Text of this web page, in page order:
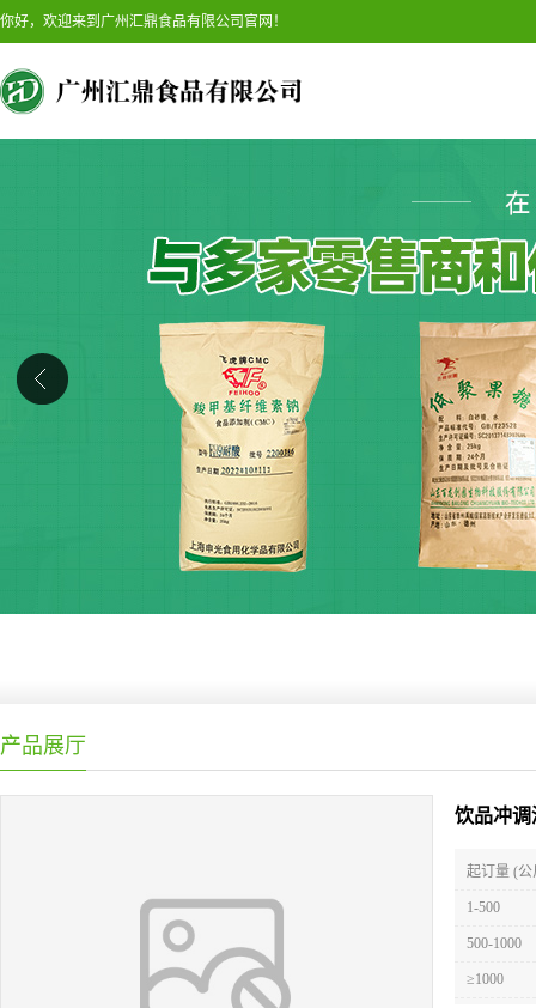
你好，欢迎来到广州汇鼎食品有限公司官网！
产品展厅
饮品冲调
起订量 (公
1-500
500-1000
≥1000